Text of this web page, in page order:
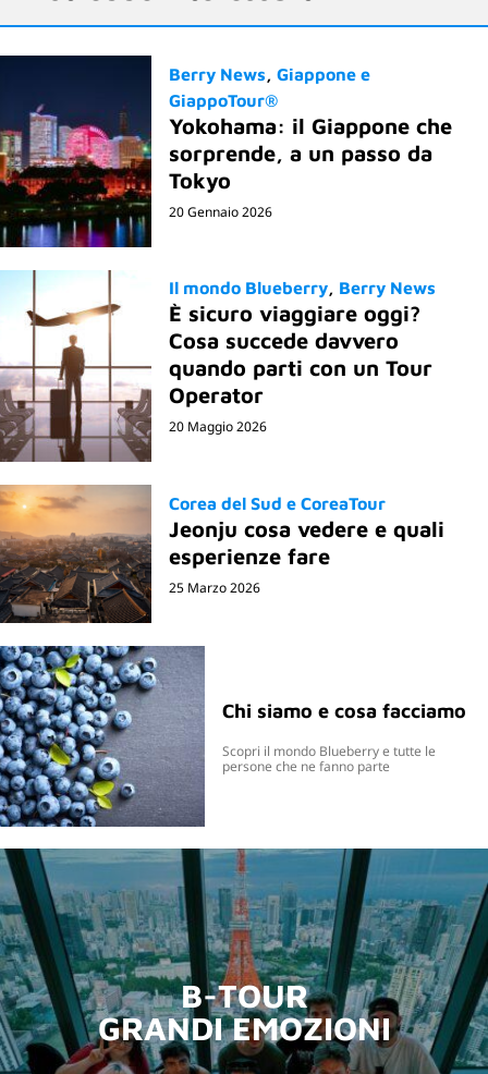
Berry News
Giappone e
GiappoTour®
Yokohama: il Giappone che
sorprende, a un passo da
Tokyo
20 Gennaio 2026
Il mondo Blueberry Berry News
È sicuro viaggiare oggi?
Cosa succede davvero
quando parti con un Tour
Operator
20 Maggio 2026
Corea del Sud e CoreaTour
Jeonju cosa vedere e quali
esperienze fare
25 Marzo 2026
Chi siamo e cosa facciamo
Scopri il mondo Blueberry e tutte le
persone che ne fanno parte
B-TOUR
GRANDI EMOZIONI